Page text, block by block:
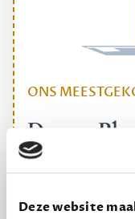
Deze website
ONS
Dewey Plus
Een originele
12,50 per